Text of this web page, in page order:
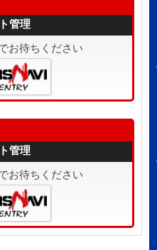
管理
お待ちください
管理
お待ちください